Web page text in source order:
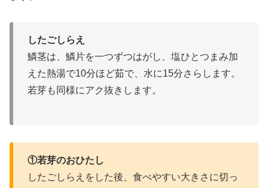
したごしらえ
鱗茎は、鱗片を一つずつはがし、塩ひとつまみ加
えた熱湯で10分ほど茹で、水に15分さらします。
若芽も同様にアク抜きします。
①若芽のおひたし
したごしらえをした後、食べやすい大きさに切っ